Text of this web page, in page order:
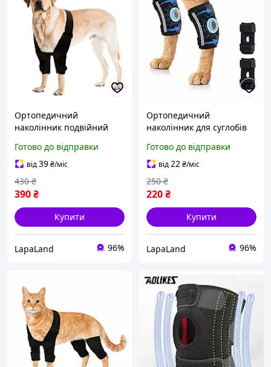
Ортопедичний
наколінник подвійний
чорний, розмір XS
Готово до відправки
від39₴/міс
390₴
430 ₴
Купити
LapaLand 96%
Ортопедичний
наколінник для суглобів
Готово до відправки
від22₴/міс
220₴
250 ₴
Купити
LapaLand 96%